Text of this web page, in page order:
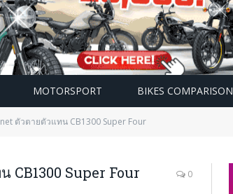
MOTORSPORT BIKES COMPARISON
ตัวตายตัวแทน CB1300 Super Four
CB1300 Super Four 0